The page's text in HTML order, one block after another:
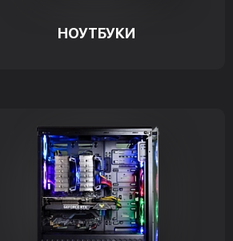
НОУТБУКИ